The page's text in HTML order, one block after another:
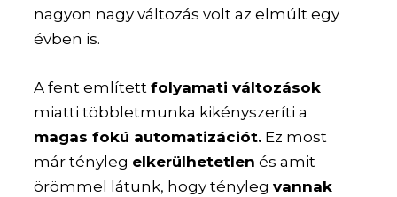
nagyon nagy változás volt az elmúlt egy
évben is.
A fent említettfolyamati változások
miatti többletmunka kikényszeríti a
magas fokú automatizációt. Ez most
már tényleg elkerülhetetlen és amit
örömmel látunk, hogy ténylegvannak